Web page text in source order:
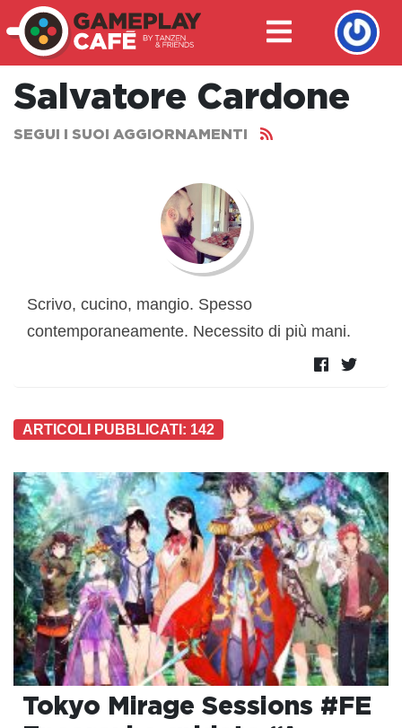
Salvatore Cardone
SEGUI I SUOI AGGIORNAMENTI
Scrivo, cucino, mangio. Spesso
contemporaneamente. Necessito di più mani.
ARTICOLI PUBBLICATI: 142
Tokyo Mirage Sessions #FE